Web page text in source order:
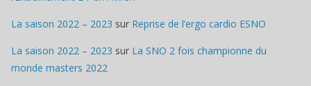
La saison 2022 – 2023 sur Reprise de l’ergo cardio ESNO
La saison 2022 – 2023 sur La SNO 2 fois championne du
monde masters 2022